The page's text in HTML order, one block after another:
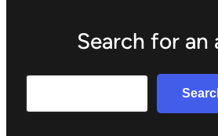
Search for an